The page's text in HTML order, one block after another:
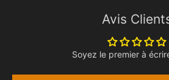
Avis
Soyez le premier à